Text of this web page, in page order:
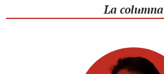
La columna